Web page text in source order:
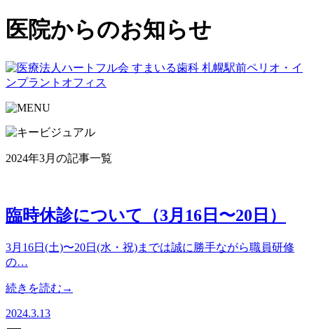
医院からのお知らせ
2024年3月の記事一覧
臨時休診について（3月16日〜20日）
3月16日(土)〜20日(水・祝)までは誠に勝手ながら職員研修
の…
続きを読む→
2024.3.13